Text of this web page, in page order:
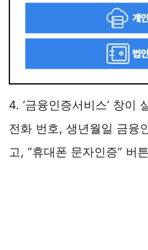
4. ‘금융인증서비스’ 창이
전화 번호, 생년월일 금융
고, “휴대폰 문자인증” 버